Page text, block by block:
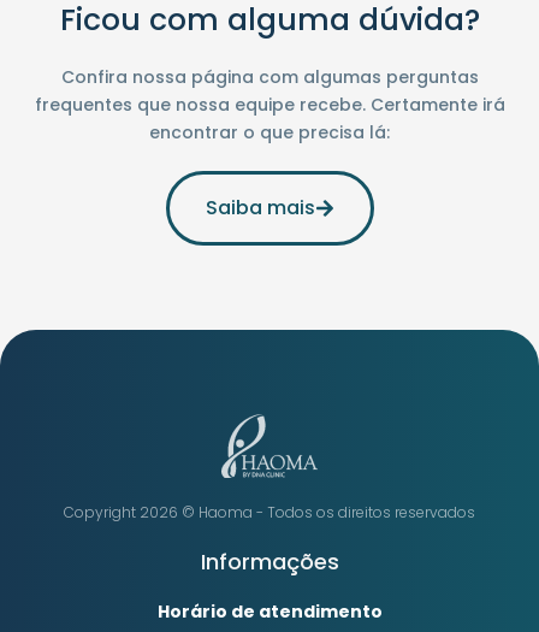
Ficou com alguma dúvida?
Confira nossa página com algumas perguntas
frequentes que nossa equipe recebe. Certamente irá
encontrar o que precisa lá:
Saiba mais
Copyright 2026 ©️ Haoma - Todos os direitos reservados
Informações
Horário de atendimento